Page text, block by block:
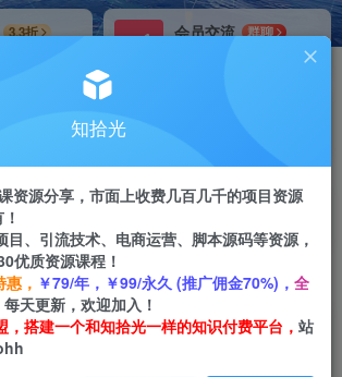
3.3折
会员交流
群聊
员专属 正文
项目靠一款软件，暴力掘金日入
松上手
知拾光
资源分享，市面上收费几百几千的项目资源
目、引流技术、电商运营、脚本源码等资源，
优质资源课程！
， ￥79/年，￥99/永久 (推广佣金70%)， 全
每天更新，欢迎加入！
，搭建一个和知拾光一样的知识付费平台， 站